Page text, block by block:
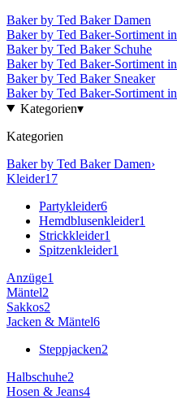
Baker by Ted Baker Damen
Baker by Ted Baker-Sortiment in
Baker by Ted Baker Schuhe
Baker by Ted Baker-Sortiment in
Baker by Ted Baker Sneaker
Baker by Ted Baker-Sortiment in
Kategorien▾
Kategorien
Baker by Ted Baker Damen›
Kleider17
Partykleider6
Hemdblusenkleider1
Strickkleider1
Spitzenkleider1
Anzüge1
Mäntel2
Sakkos2
Jacken & Mäntel6
Steppjacken2
Halbschuhe2
Hosen & Jeans4